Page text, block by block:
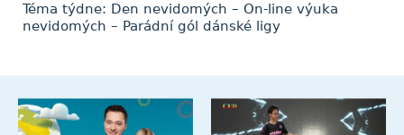
Téma týdne: Den nevidomých – On-line výuka
nevidomých – Parádní gól dánské ligy